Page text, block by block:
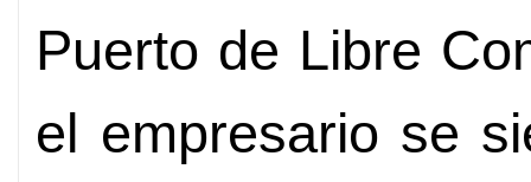
Puerto de Libre
el empresario se